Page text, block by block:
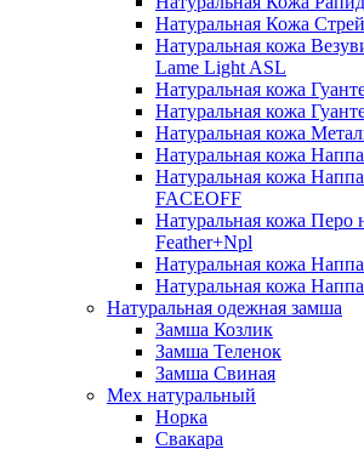
Натуральная Кожа
Натуральная кожа
Lame Light ASL
Натуральная кожа
Натуральная кожа
Натуральная кожа
Натуральная кожа
Натуральная кожа
FACEOFF
Натуральная кожа Перо
Feather+Npl
Натуральная кожа
Натуральная кожа
Натуральная одежная замша
Замша Козлик
Замша Теленок
Замша Свиная
Мех натуральный
Норка
Свакара